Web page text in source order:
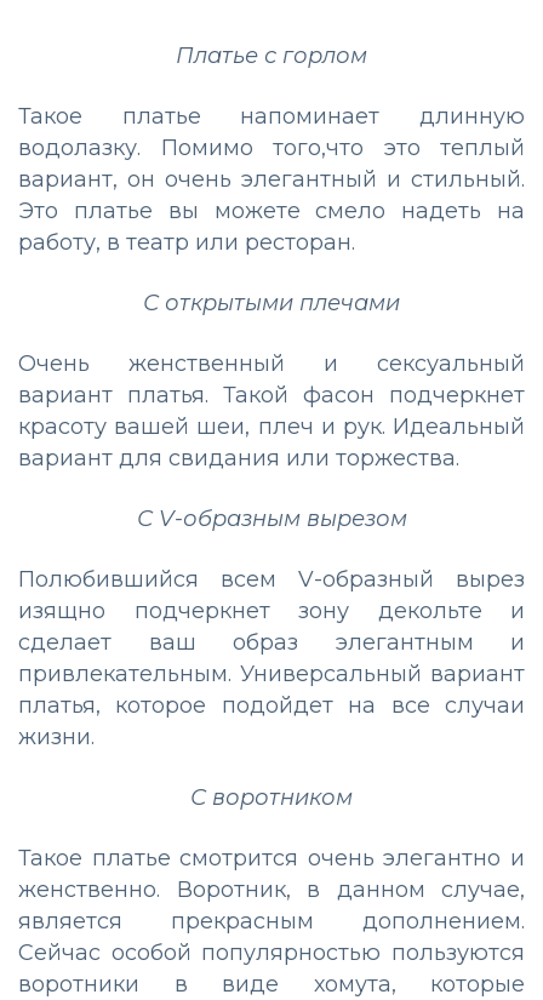
Платье с горлом
Такое платье напоминает длинную
водолазку. Помимо того,что это теплый
вариант, он очень элегантный и стильный.
Это платье вы можете смело надеть на
работу, в театр или ресторан.
С открытыми плечами
Очень женственный и сексуальный
вариант платья. Такой фасон подчеркнет
красоту вашей шеи, плеч и рук. Идеальный
вариант для свидания или торжества.
С V-образным вырезом
Полюбившийся всем V-образный вырез
изящно подчеркнет зону декольте и
сделает ваш образ элегантным и
привлекательным. Универсальный вариант
платья, которое подойдет на все случаи
жизни.
С воротником
Такое платье смотрится очень элегантно и
женственно. Воротник, в данном случае,
является прекрасным дополнением.
Сейчас особой популярностью пользуются
воротники в виде хомута, которые